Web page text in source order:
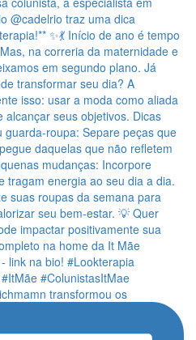
transformou os